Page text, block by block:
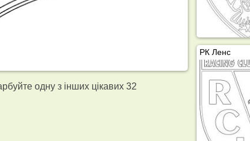
одну з інших цікавих 32
РК Ленс